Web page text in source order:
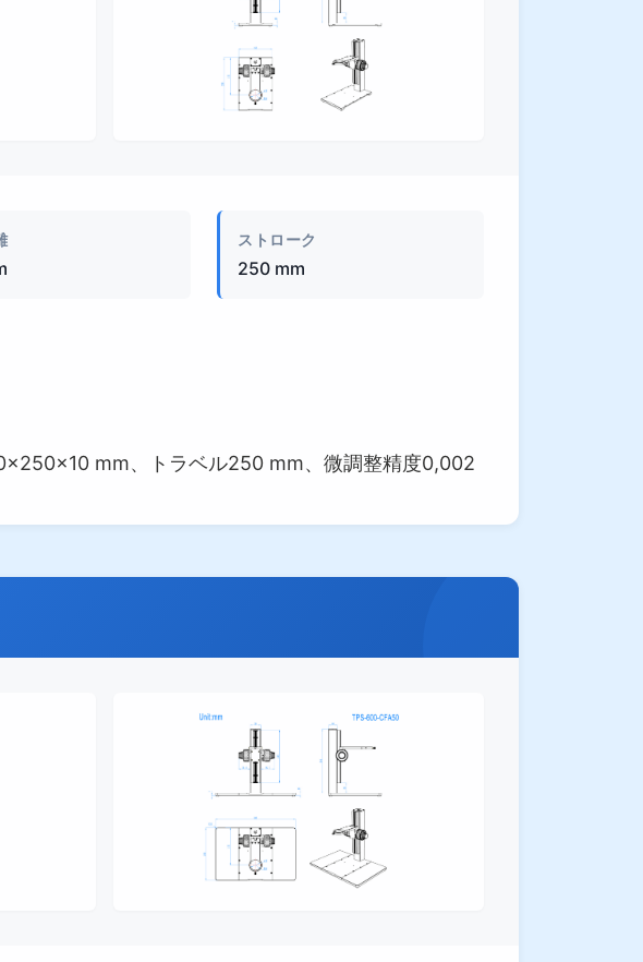
ストローク
250 mm
mm、トラベル250 mm、微調整精度0,002